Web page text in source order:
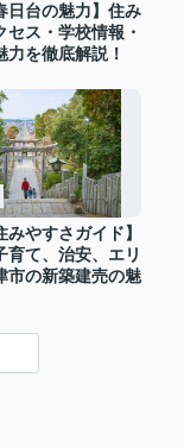
日台の魅力】住み
セス・学校情報・
力を徹底解説！
みやすさガイド】
育て、治安、エリ
市の新築建売の魅